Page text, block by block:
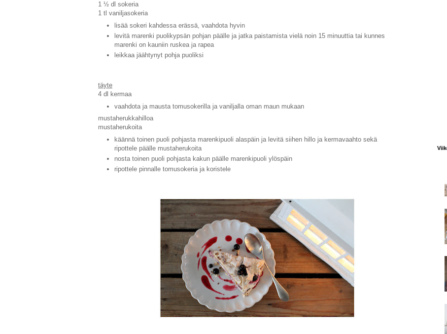
1 ½ dl sokeria
1 tl vaniljasokeria
lisää sokeri kahdessa erässä, vaahdota hyvin
levitä marenki puolikypsän pohjan päälle ja jatka paistamista vielä noin 15 minuuttia tai kunnes
marenki on kauniin ruskea ja rapea
leikkaa jäähtynyt pohja puoliksi
täyte
4 dl kermaa
vaahdota ja mausta tomusokerilla ja vaniljalla oman maun mukaan
mustaherukkahilloa
mustaherukoita
käännä toinen puoli pohjasta marenkipuoli alaspäin ja levitä siihen hillo ja kermavaahto sekä
ripottele päälle mustaherukoita
nosta toinen puoli pohjasta kakun päälle marenkipuoli ylöspäin
ripottele pinnalle tomusokeria ja koristele